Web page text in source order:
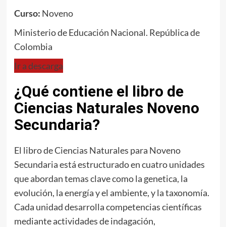
Curso: Noveno
Ministerio de Educación Nacional. República de
Colombia
Ir a descarga
¿Qué contiene el libro de
Ciencias Naturales Noveno
Secundaria?
El libro de Ciencias Naturales para Noveno
Secundaria está estructurado en cuatro unidades
que abordan temas clave como la genetica, la
evolución, la energía y el ambiente, y la taxonomía.
Cada unidad desarrolla competencias científicas
mediante actividades de indagación,